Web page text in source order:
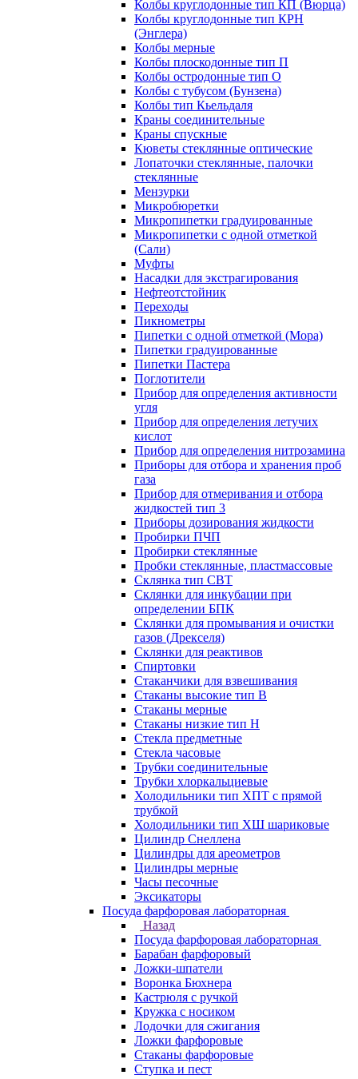
Колбы круглодонные тип КП (Вюрца)
Колбы круглодонные тип КРН
(Энглера)
Колбы мерные
Колбы плоскодонные тип П
Колбы остродонные тип О
Колбы с тубусом (Бунзена)
Колбы тип Кьельдаля
Краны соединительные
Краны спускные
Кюветы стеклянные оптические
Лопаточки стеклянные, палочки
стеклянные
Мензурки
Микробюретки
Микропипетки градуированные
Микропипетки с одной отметкой
(Сали)
Муфты
Насадки для экстрагирования
Нефтеотстойник
Переходы
Пикнометры
Пипетки с одной отметкой (Мора)
Пипетки градуированные
Пипетки Пастера
Поглотители
Прибор для определения активности
угля
Прибор для определения летучих
кислот
Прибор для определения нитрозамина
Приборы для отбора и хранения проб
газа
Прибор для отмеривания и отбора
жидкостей тип 3
Приборы дозирования жидкости
Пробирки ПЧП
Пробирки стеклянные
Пробки стеклянные, пластмассовые
Склянка тип СВТ
Склянки для инкубации при
определении БПК
Склянки для промывания и очистки
газов (Дрекселя)
Склянки для реактивов
Спиртовки
Стаканчики для взвешивания
Стаканы высокие тип В
Стаканы мерные
Стаканы низкие тип Н
Стекла предметные
Стекла часовые
Трубки соединительные
Трубки хлоркальциевые
Холодильники тип ХПТ с прямой
трубкой
Холодильники тип ХШ шариковые
Цилиндр Снеллена
Цилиндры для ареометров
Цилиндры мерные
Часы песочные
Эксикаторы
Посуда фарфоровая лабораторная
Назад
Посуда фарфоровая лабораторная
Барабан фарфоровый
Ложки-шпатели
Воронка Бюхнера
Кастрюля с ручкой
Кружка с носиком
Лодочки для сжигания
Ложки фарфоровые
Стаканы фарфоровые
Ступка и пест